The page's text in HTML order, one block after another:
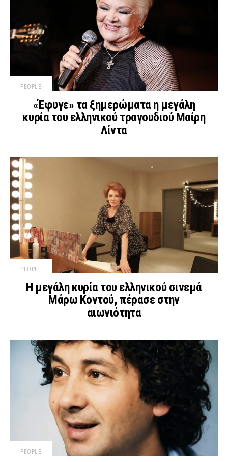
PEOPLE
«Έφυγε» τα ξημερώματα η μεγάλη
κυρία του ελληνικού τραγουδιού Μαίρη
Λίντα
PEOPLE
Η μεγάλη κυρία του ελληνικού σινεμά
Μάρω Κοντού, πέρασε στην
αιωνιότητα
PEOPLE